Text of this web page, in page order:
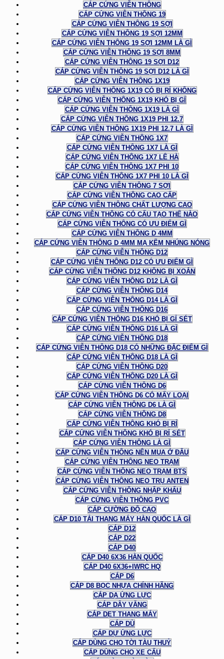
CÁP CỨNG VIỄN THÔNG
CÁP CỨNG VIỄN THÔNG 19
CÁP CỨNG VIỄN THÔNG 19 SỢI
CÁP CỨNG VIỄN THÔNG 19 SỢI 12MM
CÁP CỨNG VIỄN THÔNG 19 SỢI 12MM LÀ GÌ
CÁP CỨNG VIỄN THÔNG 19 SỢI 8MM
CÁP CỨNG VIỄN THÔNG 19 SỢI D12
CÁP CỨNG VIỄN THÔNG 19 SỢI D12 LÀ GÌ
CÁP CỨNG VIỄN THÔNG 1X19
CÁP CỨNG VIỄN THÔNG 1X19 CÓ BỊ RỈ KHÔNG
CÁP CỨNG VIỄN THÔNG 1X19 KHÓ BỊ GỈ
CÁP CỨNG VIỄN THÔNG 1X19 LÀ GÌ
CÁP CỨNG VIỄN THÔNG 1X19 PHI 12.7
CÁP CỨNG VIỄN THÔNG 1X19 PHI 12.7 LÀ GÌ
CÁP CỨNG VIỄN THÔNG 1X7
CÁP CỨNG VIỄN THÔNG 1X7 LÀ GÌ
CÁP CỨNG VIỄN THÔNG 1X7 LÊ HÀ
CÁP CỨNG VIỄN THÔNG 1X7 PHI 10
CÁP CỨNG VIỄN THÔNG 1X7 PHI 10 LÀ GÌ
CÁP CỨNG VIỄN THÔNG 7 SỢI
CÁP CỨNG VIỄN THÔNG CAO CẤP
CÁP CỨNG VIỄN THÔNG CHẤT LƯỢNG CAO
CÁP CỨNG VIỄN THÔNG CÓ CẤU TẠO THẾ NÀO
CÁP CỨNG VIỄN THÔNG CÓ ƯU ĐIỂM GÌ
CÁP CỨNG VIỄN THÔNG D 4MM
CÁP CỨNG VIỄN THÔNG D 4MM MẠ KẼM NHÚNG NÓNG
CÁP CỨNG VIỄN THÔNG D12
CÁP CỨNG VIỄN THÔNG D12 CÓ ƯU ĐIỂM GÌ
CÁP CỨNG VIỄN THÔNG D12 KHÔNG BỊ XOẮN
CÁP CỨNG VIỄN THÔNG D12 LÀ GÌ
CÁP CỨNG VIỄN THÔNG D14
CÁP CỨNG VIỄN THÔNG D14 LÀ GÌ
CÁP CỨNG VIỄN THÔNG D16
CÁP CỨNG VIỄN THÔNG D16 KHÓ BỊ GỈ SÉT
CÁP CỨNG VIỄN THÔNG D16 LÀ GÌ
CÁP CỨNG VIỄN THÔNG D18
CÁP CỨNG VIỄN THÔNG D18 CÓ NHỮNG ĐẶC ĐIỂM GÌ
CÁP CỨNG VIỄN THÔNG D18 LÀ GÌ
CÁP CỨNG VIỄN THÔNG D20
CÁP CỨNG VIỄN THÔNG D20 LÀ GÌ
CÁP CỨNG VIỄN THÔNG D6
CÁP CỨNG VIỄN THÔNG D6 CÓ MẤY LOẠI
CÁP CỨNG VIỄN THÔNG D6 LÀ GÌ
CÁP CỨNG VIỄN THÔNG D8
CÁP CỨNG VIỄN THÔNG KHÓ BỊ RỈ
CÁP CỨNG VIỄN THÔNG KHÓ BỊ RỈ SÉT
CÁP CỨNG VIỄN THÔNG LÀ GÌ
CÁP CỨNG VIỄN THÔNG NÊN MUA Ở ĐÂU
CÁP CỨNG VIỄN THÔNG NEO TRẠM
CÁP CỨNG VIỄN THÔNG NEO TRẠM BTS
CÁP CỨNG VIỄN THÔNG NEO TRỤ ANTEN
CÁP CỨNG VIỄN THÔNG NHẬP KHẨU
CÁP CỨNG VIỄN THÔNG PVC
CÁP CƯỜNG ĐỘ CAO
CÁP D10 TẢI THANG MÁY HÀN QUỐC LÀ GÌ
CÁP D12
CÁP D22
CÁP D40
CÁP D40 6X36 HÀN QUỐC
CÁP D40 6X36+IWRC HQ
CÁP D6
CÁP D8 BỌC NHỰA CHÍNH HÃNG
CÁP DẠ ỨNG LỰC
CÁP DÂY VĂNG
CÁP DẸT THANG MÁY
CÁP DÙ
CÁP DỰ ỨNG LỰC
CÁP DÙNG CHO TỜI TÀU THUỶ
CÁP DÙNG CHO XE CẨU